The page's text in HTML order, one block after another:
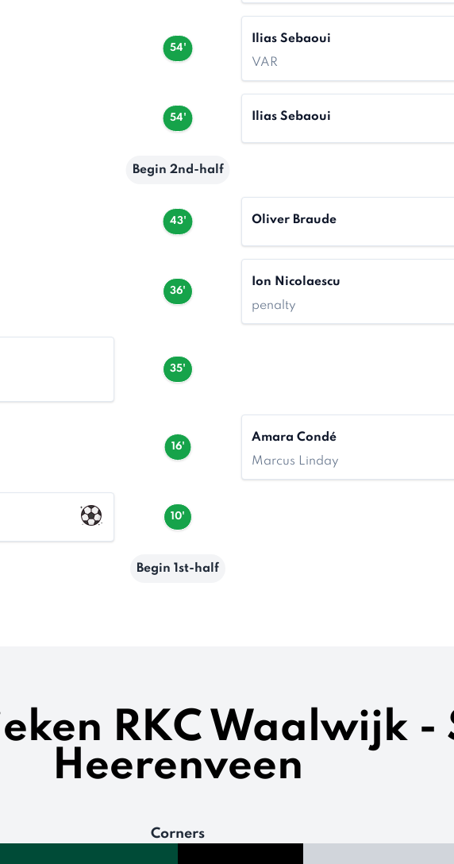
54'
Ilias Sebaoui
VAR
54' Ilias Sebaoui
Begin 2nd-half
43' Oliver Braude
36'
Ion Nicolaescu
penalty
35'
16'
Amara Condé
Marcus Linday
10'
Begin 1st-half
RKC Waalwijk -
Heerenveen
Corners